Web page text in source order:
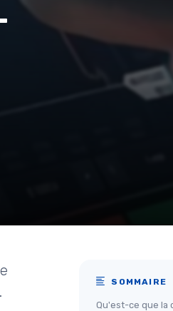
SOMMAIRE
Qu'est-ce que la